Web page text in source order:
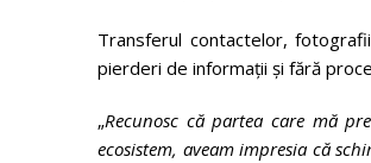
Transferul contactelor,
pierderi de informații și fără
„Recunosc că partea care mă
ecosistem, aveam impresia că